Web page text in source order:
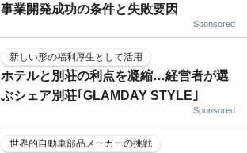
事業開発成功の条件と失敗要因
Sponsored
新しい形の福利厚生として活用
ホテルと別荘の利点を凝縮…経営者が選
ぶシェア別荘｢GLAMDAY STYLE｣
Sponsored
世界的自動車部品メーカーの挑戦